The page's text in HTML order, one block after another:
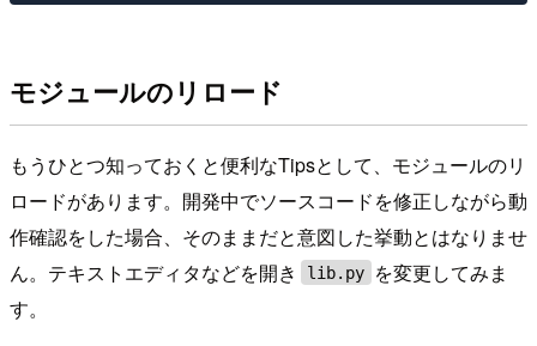
モジュールのリロード
もうひとつ知っておくと便利なTipsとして、モジュールのリ
ロードがあります。開発中でソースコードを修正しながら動
作確認をした場合、そのままだと意図した挙動とはなりませ
ん。テキストエディタなどを開き
lib.py
を変更してみま
す。